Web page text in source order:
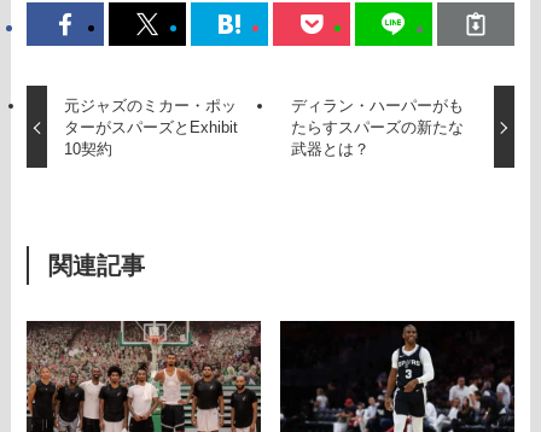
元ジャズのミカー・ポッ
ターがスパーズとExhibit
10契約
ディラン・ハーパーがも
たらすスパーズの新たな
武器とは？
関連記事